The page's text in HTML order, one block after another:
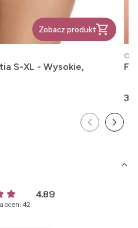
Zobacz produkt
S-XL - Wysokie,
4.89
ocen: 42